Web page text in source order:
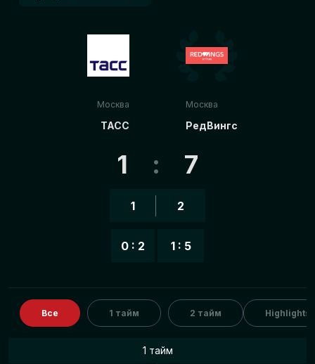
Москва
ТАСС
1 : 7
1
0 : 2
2
1 : 5
Москва
РедВингс
Все 1 тайм 2 тайм Highlights
1 тайм